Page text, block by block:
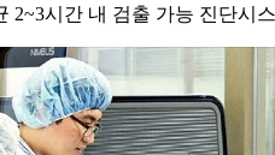
2~3시간 내 검출 가능 진단시스